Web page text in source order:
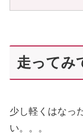
走ってみ
少し軽くはなっ
い。。。